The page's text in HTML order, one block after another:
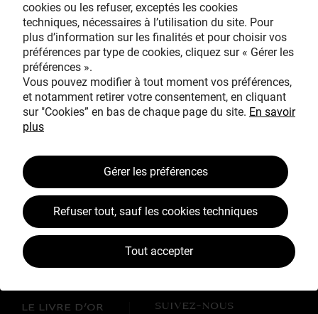
Avec le mécénat
exceptionnel de
L’ŒUVRE À LA LOUPE
JEAN SIMEON CHARDIN
VOS CONTREPARTIES
ACTUALITÉS
LE LIVRE D’OR SUIVEZ-NOUS
cookies ou les refuser, exceptés les cookies
techniques, nécessaires à l’utilisation du site. Pour
plus d’information sur les finalités et pour choisir vos
préférences par type de cookies, cliquez sur « Gérer les
préférences ».
Vous pouvez modifier à tout moment vos préférences,
et notamment retirer votre consentement, en cliquant
sur "Cookies” en bas de chaque page du site. En savoir
plus
Gérer les préférences
Refuser tout, sauf les cookies techniques
Tout accepter